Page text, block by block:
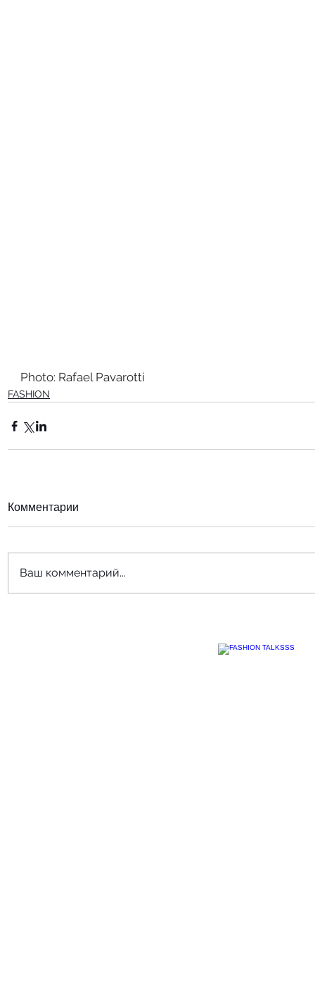
Photo: Rafael Pavarotti
FASHION
Комментарии
Ваш комментарий...